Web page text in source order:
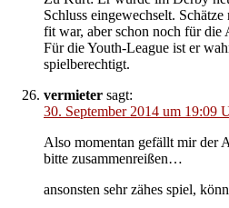
Schluss eingewechselt.
fit war, aber schon noch für die
Für die Youth-League ist er
spielberechtigt.
vermieter sagt:
30. September 2014 um 19:09
Also momentan gefällt mir der
bitte zusammenreißen…
ansonsten sehr zähes spiel,